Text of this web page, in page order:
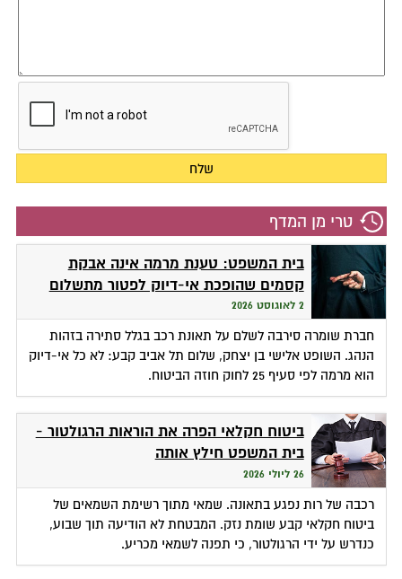
טרי מן המדף
בית המשפט: טענת מרמה אינה אבקת
קסמים שהופכת אי-דיוק לפטור מתשלום
2 לאוגוסט 2026
חברת שומרה סירבה לשלם על תאונת רכב בגלל סתירה בזהות
הנהג. השופט אלישי בן יצחק, שלום תל אביב קבע: לא כל אי-דיוק
הוא מרמה לפי סעיף 25 לחוק חוזה הביטוח.
ביטוח חקלאי הפרה את הוראות הרגולטור -
בית המשפט חילץ אותה
26 ליולי 2026
רכבה של רות נפגע בתאונה. שמאי מתוך רשימת השמאים של
ביטוח חקלאי קבע שומת נזק. המבטחת לא הודיעה תוך שבוע,
כנדרש על ידי הרגולטור, כי תפנה לשמאי מכריע.